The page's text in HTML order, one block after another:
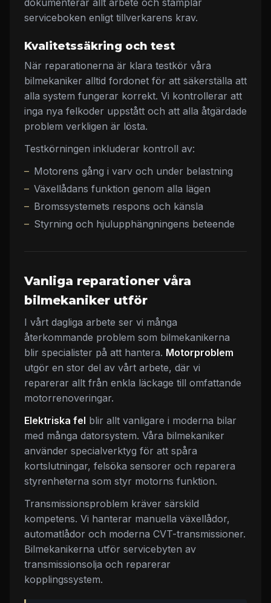
dokumenterar allt arbete och stämplar
serviceboken enligt tillverkarens krav.
Kvalitetssäkring och test
När reparationerna är klara testkör våra
bilmekaniker alltid fordonet för att säkerställa att
alla system fungerar korrekt. Vi kontrollerar att
inga nya felkoder uppstått och att alla åtgärdade
problem verkligen är lösta.
Testkörningen inkluderar kontroll av:
Motorens gång i varv och under belastning
Växellådans funktion genom alla lägen
Bromssystemets respons och känsla
Styrning och hjulupphängningens beteende
Vanliga reparationer våra
bilmekaniker utför
I vårt dagliga arbete ser vi många
återkommande problem som bilmekanikerna
blir specialister på att hantera. Motorproblem
utgör en stor del av vårt arbete, där vi
reparerar allt från enkla läckage till omfattande
motorrenoveringar.
Elektriska fel blir allt vanligare i moderna bilar
med många datorsystem. Våra bilmekaniker
använder specialverktyg för att spåra
kortslutningar, felsöka sensorer och reparera
styrenheterna som styr motorns funktion.
Transmissionsproblem kräver särskild
kompetens. Vi hanterar manuella växellådor,
automatlådor och moderna CVT-transmissioner.
Bilmekanikerna utför servicebyten av
transmissionsolja och reparerar
kopplingssystem.